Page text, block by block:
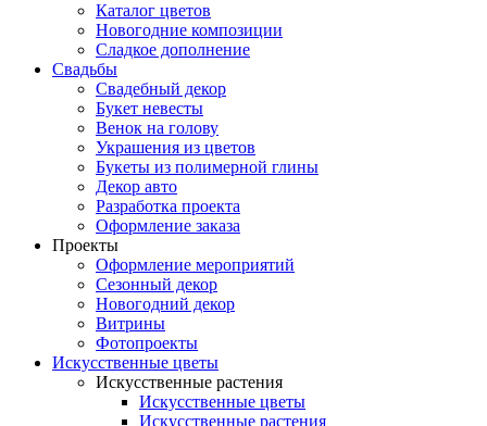
Каталог цветов
Новогодние композиции
Сладкое дополнение
Свадьбы
Свадебный декор
Букет невесты
Венок на голову
Украшения из цветов
Букеты из полимерной глины
Декор авто
Разработка проекта
Оформление заказа
Проекты
Оформление мероприятий
Сезонный декор
Новогодний декор
Витрины
Фотопроекты
Искусственные цветы
Искусственные растения
Искусственные цветы
Искусственные растения